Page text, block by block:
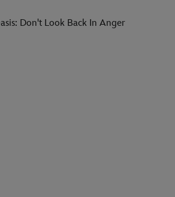
Don't Look Back In Anger